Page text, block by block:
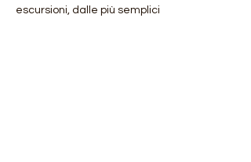
escursioni, dalle più semplici